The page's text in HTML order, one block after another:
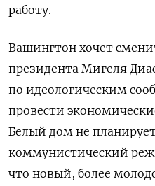
работу.
Вашингтон хочет
президента Мигеля
по идеологическим
провести
Белый дом не
коммунистический
что новый, более